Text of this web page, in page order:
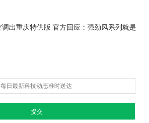
出重庆特供版 官方回应：强劲风系列就是